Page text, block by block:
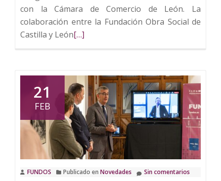
con la Cámara de Comercio de León. La
colaboración entre la Fundación Obra Social de
Castilla y LeónLeer
y
ESIC
impulsan
en
León
un
programa
especializado
[…]
21
FEB
FUNDOS Publicado en Novedades Sin comentarios